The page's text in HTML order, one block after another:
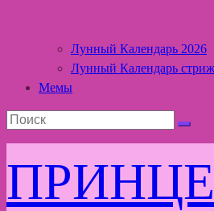
Лунный Календарь 2026
Лунный Календарь
Мемы